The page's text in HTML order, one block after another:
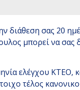
διάθεση σας 20
μπορεί να σας
ελέγχου ΚΤΕΟ,
τέλος